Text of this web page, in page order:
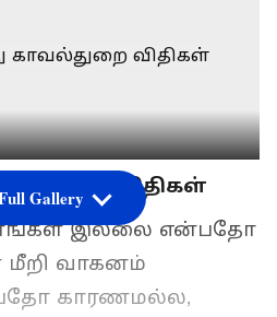
விதிகள்
இல்லை என்பதோ
மீறி வாகனம்
காரணமல்ல,
Gallery